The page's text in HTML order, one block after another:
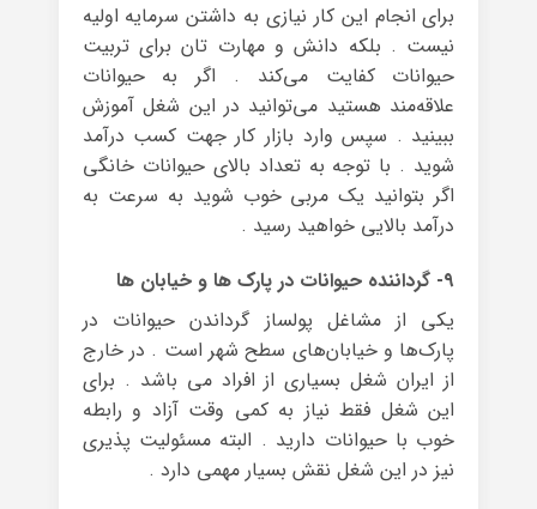
برای انجام این کار نیازی به داشتن سرمایه اولیه
نیست . بلکه دانش و مهارت تان برای تربیت
حیوانات کفایت می‌کند . اگر به حیوانات
علاقه‌مند هستید می‌توانید در این شغل آموزش
ببینید . سپس وارد بازار کار جهت کسب درآمد
شوید . با توجه به تعداد بالای حیوانات خانگی
اگر بتوانید یک مربی خوب شوید به سرعت به
درآمد بالایی خواهید رسید .
۹- گرداننده حیوانات در پارک ها و خیابان ها
یکی از مشاغل پولساز گرداندن حیوانات در
پارک‌ها و خیابان‌های سطح شهر است . در خارج
از ایران شغل بسیاری از افراد می باشد . برای
این شغل فقط نیاز به کمی وقت آزاد و رابطه
خوب با حیوانات دارید . البته مسئولیت پذیری
نیز در این شغل نقش بسیار مهمی دارد .